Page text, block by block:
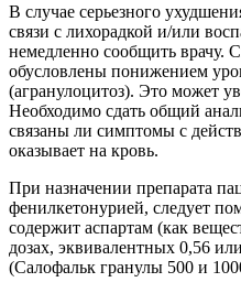
В случае серьезного
связи с лихорадкой и/или
немедленно сообщить врачу.
обусловлены понижением
(агранулоцитоз). Это может
Необходимо сдать общий
связаны ли симптомы с
оказывает на кровь.
При назначении препарата
фенилкетонурией, следует
содержит аспартам (как
дозах, эквивалентных 0,56
(Салофальк гранулы 500 и